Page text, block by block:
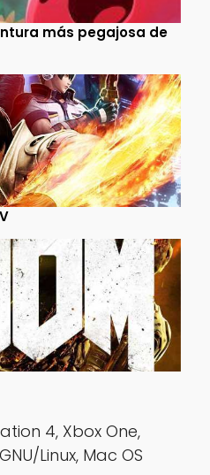
más pegajosa de
4, Xbox One,
Linux, Mac OS